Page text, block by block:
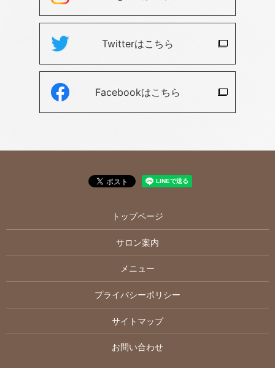
Twitterはこちら
Facebookはこちら
トップページ
サロン案内
メニュー
プライバシーポリシー
サイトマップ
お問い合わせ